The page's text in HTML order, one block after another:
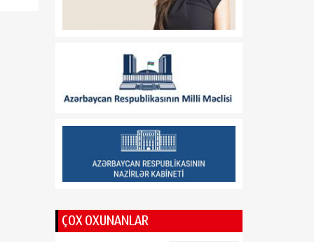
B.Ə.Aslanbəylinin "Şöhrət"
00:52
F.N.İsmayılovun
Azərbaycan
yanında daimi
nümayəndəsi təyin
edilməsi haqqında
07 Avqust
Azərbaycan
Respublikasının UNESCO
07 Avqust
ÇOX OXUNANLAR